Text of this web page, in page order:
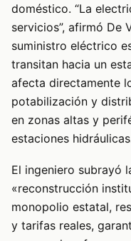
doméstico. “La
servicios”, afirmó De
suministro eléctrico
transitan hacia un
afecta directamente
potabilización y
en zonas altas y
estaciones
El ingeniero subrayó
«reconstrucción
monopolio estatal,
y tarifas reales,